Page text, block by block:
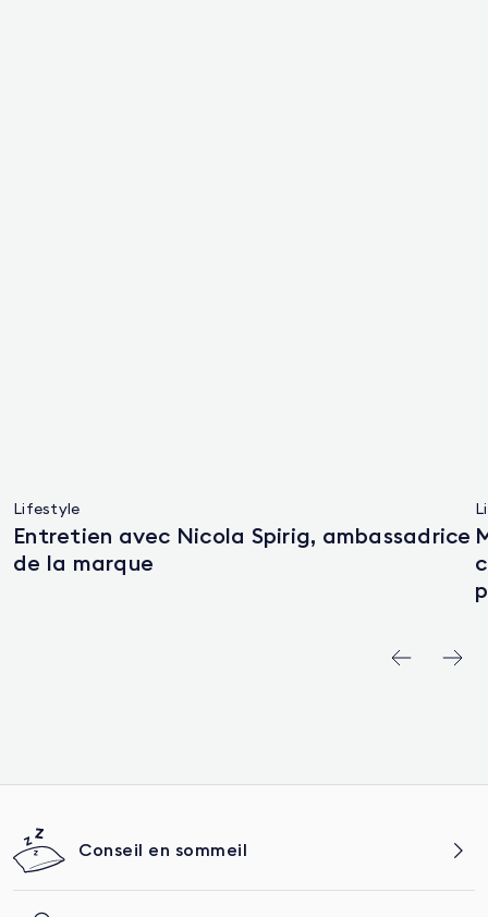
Lifestyle
Entretien avec Nicola Spirig, ambassadrice
de la marque
Conseil en sommeil